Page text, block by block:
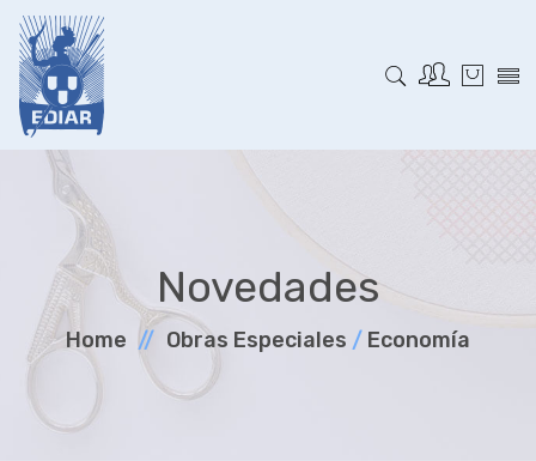
Novedades
Home Obras Especiales / Economía